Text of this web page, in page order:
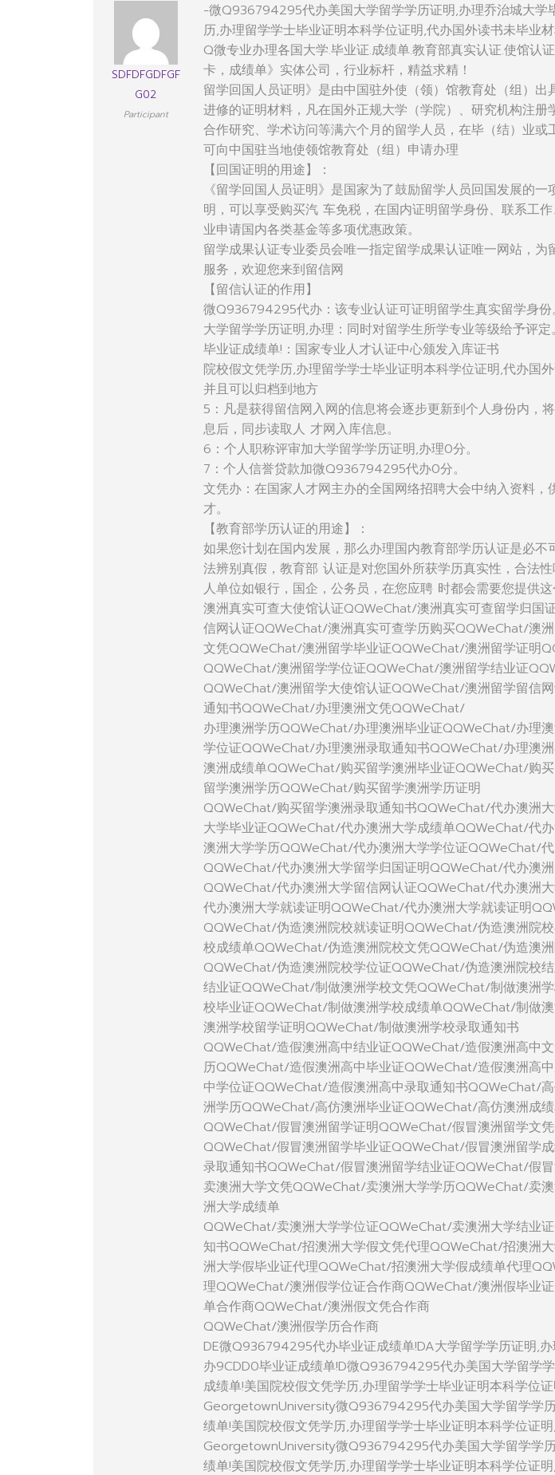
SDFDFGDFGF
G02
Participant
-微Q936794295代办美国大学留学学历证明,办理乔治城大学
历,办理留学学士毕业证明本科学位证明,代办国外读书未毕业
Q微专业办理各国大学.毕业证.成绩单.教育部真实认证.使馆认
卡，成绩单》实体公司，行业标杆，精益求精！
留学回国人员证明》是由中国驻外使（领）馆教育处（组）
进修的证明材料，凡在国外正规大学（学院）、研究机构注册
合作研究、学术访问等满六个月的留学人员，在毕（结）业或
可向中国驻当地使领馆教育处（组）申请办理
【回国证明的用途】：
《留学回国人员证明》是国家为了鼓励留学人员回国发展的
明，可以享受购买汽 车免税，在国内证明留学身份、联系工
业申请国内各类基金等多项优惠政策。
留学成果认证专业委员会唯一指定留学成果认证唯一网站，
服务，欢迎您来到留信网
【留信认证的作用】
微Q936794295代办：该专业认证可证明留学生真实留学身份。
大学留学学历证明,办理：同时对留学生所学专业等级给予评定。
毕业证成绩单!：国家专业人才认证中心颁发入库证书
院校假文凭学历,办理留学学士毕业证明本科学位证明,代办国
并且可以归档到地方
5：凡是获得留信网入网的信息将会逐步更新到个人身份内，
息后，同步读取人 才网入库信息。
6：个人职称评审加大学留学学历证明,办理0分。
7：个人信誉贷款加微Q936794295代办0分。
文凭办：在国家人才网主办的全国网络招聘大会中纳入资料
才。
【教育部学历认证的用途】：
如果您计划在国内发展，那么办理国内教育部学历认证是必
法辨别真假，教育部 认证是对您国外所获学历真实性，合法
人单位如银行，国企，公务员，在您应聘 时都会需要您提供这
澳洲真实可查大使馆认证QQWeChat/澳洲真实可查留学归国
信网认证QQWeChat/澳洲真实可查学历购买QQWeChat/澳
文凭QQWeChat/澳洲留学毕业证QQWeChat/澳洲留学证明
QQWeChat/澳洲留学学位证QQWeChat/澳洲留学结业证
QQWeChat/澳洲留学大使馆认证QQWeChat/澳洲留学留信
通知书QQWeChat/办理澳洲文凭QQWeChat/
办理澳洲学历QQWeChat/办理澳洲毕业证QQWeChat/办理
学位证QQWeChat/办理澳洲录取通知书QQWeChat/办理澳
澳洲成绩单QQWeChat/购买留学澳洲毕业证QQWeChat/购
留学澳洲学历QQWeChat/购买留学澳洲学历证明
QQWeChat/购买留学澳洲录取通知书QQWeChat/代办澳洲
大学毕业证QQWeChat/代办澳洲大学成绩单QQWeChat/代
澳洲大学学历QQWeChat/代办澳洲大学学位证QQWeChat/
QQWeChat/代办澳洲大学留学归国证明QQWeChat/代办澳
QQWeChat/代办澳洲大学留信网认证QQWeChat/代办澳洲
代办澳洲大学就读证明QQWeChat/代办澳洲大学就读证明
QQWeChat/伪造澳洲院校就读证明QQWeChat/伪造澳洲院
校成绩单QQWeChat/伪造澳洲院校文凭QQWeChat/伪造澳
QQWeChat/伪造澳洲院校学位证QQWeChat/伪造澳洲院校
结业证QQWeChat/制做澳洲学校文凭QQWeChat/制做澳洲
校毕业证QQWeChat/制做澳洲学校成绩单QQWeChat/制做
澳洲学校留学证明QQWeChat/制做澳洲学校录取通知书
QQWeChat/造假澳洲高中结业证QQWeChat/造假澳洲高中
历QQWeChat/造假澳洲高中毕业证QQWeChat/造假澳洲高
中学位证QQWeChat/造假澳洲高中录取通知书QQWeChat/
洲学历QQWeChat/高仿澳洲毕业证QQWeChat/高仿澳洲成
QQWeChat/假冒澳洲留学证明QQWeChat/假冒澳洲留学文
QQWeChat/假冒澳洲留学毕业证QQWeChat/假冒澳洲留学
录取通知书QQWeChat/假冒澳洲留学结业证QQWeChat/假
卖澳洲大学文凭QQWeChat/卖澳洲大学学历QQWeChat/卖
洲大学成绩单
QQWeChat/卖澳洲大学学位证QQWeChat/卖澳洲大学结业
知书QQWeChat/招澳洲大学假文凭代理QQWeChat/招澳洲
洲大学假毕业证代理QQWeChat/招澳洲大学假成绩单代理
理QQWeChat/澳洲假学位证合作商QQWeChat/澳洲假毕业
单合作商QQWeChat/澳洲假文凭合作商
QQWeChat/澳洲假学历合作商
DE微Q936794295代办毕业证成绩单!DA大学留学学历证明,
办9CDD0毕业证成绩单!D微Q936794295代办美国大学留学
成绩单!美国院校假文凭学历,办理留学学士毕业证明本科学位
GeorgetownUniversity微Q936794295代办美国大学留学学
绩单!美国院校假文凭学历,办理留学学士毕业证明本科学位证
GeorgetownUniversity微Q936794295代办美国大学留学学
绩单!美国院校假文凭学历,办理留学学士毕业证明本科学位证